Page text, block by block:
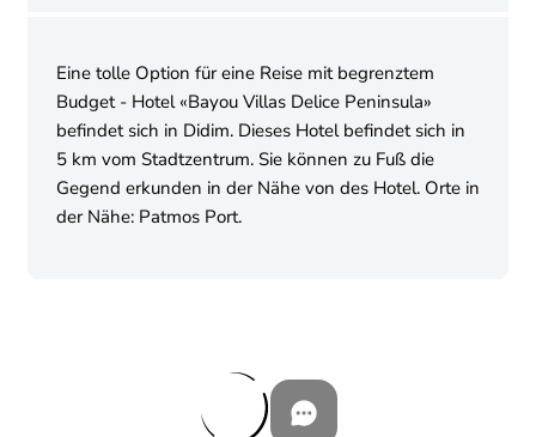
Eine tolle Option für eine Reise mit begrenztem
Budget - Hotel «Bayou Villas Delice Peninsula»
befindet sich in Didim. Dieses Hotel befindet sich in
5 km vom Stadtzentrum. Sie können zu Fuß die
Gegend erkunden in der Nähe von des Hotel. Orte in
der Nähe: Patmos Port.